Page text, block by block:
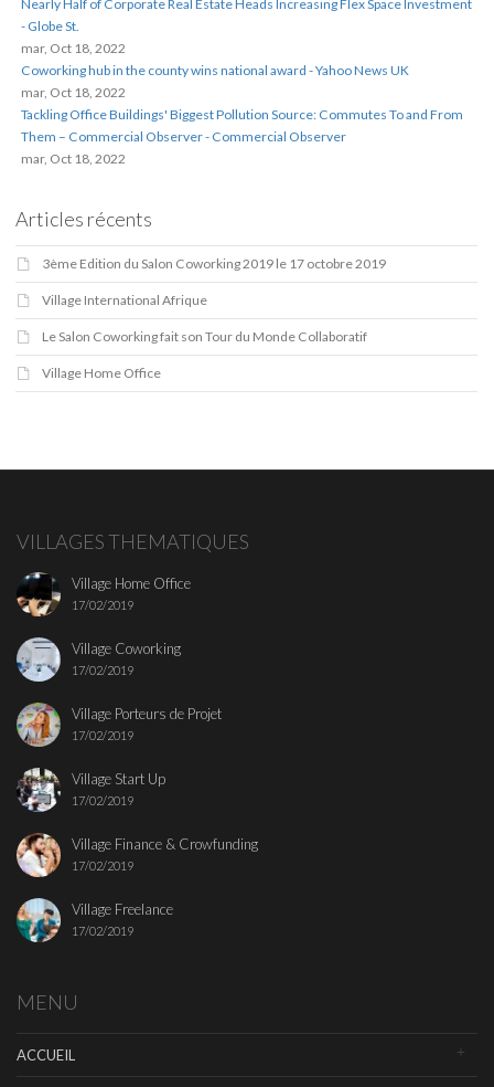
Nearly Half of Corporate Real Estate Heads Increasing Flex Space Investment
- Globe St.
mar, Oct 18, 2022
Coworking hub in the county wins national award - Yahoo News UK
mar, Oct 18, 2022
Tackling Office Buildings' Biggest Pollution Source: Commutes To and From
Them – Commercial Observer - Commercial Observer
mar, Oct 18, 2022
Articles récents
3ème Edition du Salon Coworking 2019 le 17 octobre 2019
Village International Afrique
Le Salon Coworking fait son Tour du Monde Collaboratif
Village Home Office
VILLAGES THEMATIQUES
Village Home Office
17/02/2019
Village Coworking
17/02/2019
Village Porteurs de Projet
17/02/2019
Village Start Up
17/02/2019
Village Finance & Crowfunding
17/02/2019
Village Freelance
17/02/2019
MENU
ACCUEIL